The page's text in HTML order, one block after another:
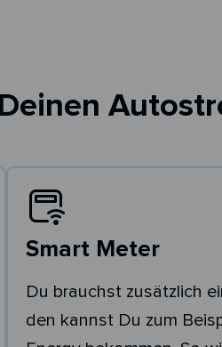
Smart Meter
Du brauchst zusätzlich
den kannst Du zum